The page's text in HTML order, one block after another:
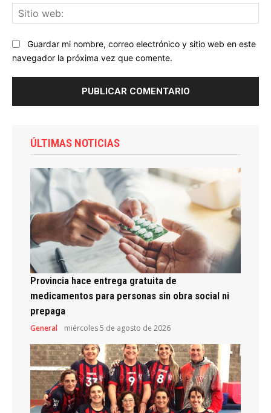
Guardar mi nombre, correo electrónico y sitio web en este
navegador la próxima vez que comente.
ÚLTIMAS NOTICIAS
Provincia hace entrega gratuita de
medicamentos para personas sin obra social ni
prepaga
General miércoles 5 de agosto de 2026